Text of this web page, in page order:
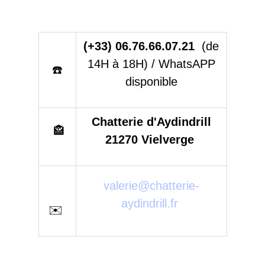
☎️
(+33) 06.76.66.07.21 (de
14H à 18H) / WhatsAPP
disponible
🏤
Chatterie d'Aydindrill
21270 Vielverge
✉️
valerie@chatterie-
aydindrill.fr